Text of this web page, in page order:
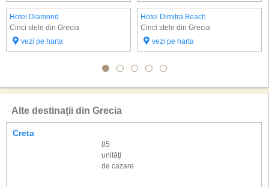
Hotel Diamond
Cinci stele din Grecia
vezi pe harta
Hotel Dimitra Beach
Cinci stele din Grecia
vezi pe harta
Alte destinaţii din Grecia
Creta
85
unităţi
de cazare